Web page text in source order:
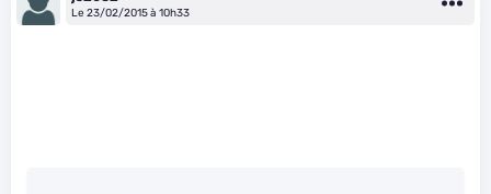
Le 23/02/2015 à 10h33